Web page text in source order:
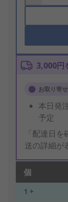
3,000円
お取り寄
本日発
予定
「配達日
送の詳細が
個
1 +